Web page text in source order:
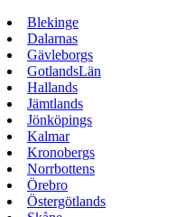
Blekinge
Dalarnas
Gävleborgs
GotlandsLän
Hallands
Jämtlands
Jönköpings
Kalmar
Kronobergs
Norrbottens
Örebro
Östergötlands